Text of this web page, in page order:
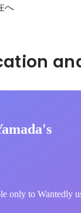
へ
only to Wantedly